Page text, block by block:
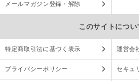
メールマガジン登録・解除
このサイトについ
特定商取引法に基づく表示 運営会
プライバシーポリシー セキュ